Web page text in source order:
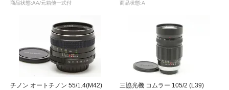
商品状態:AA/元箱他一式付 商品状態:A
チノン オートチノン 55/1.4(M42)
三協光機 コムラー 105/2 (L39)